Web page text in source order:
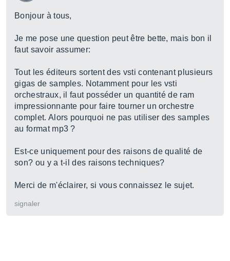
Bonjour à tous,
Je me pose une question peut être bette, mais bon il
faut savoir assumer:
Tout les éditeurs sortent des vsti contenant plusieurs
gigas de samples. Notamment pour les vsti
orchestraux, il faut posséder un quantité de ram
impressionnante pour faire tourner un orchestre
complet. Alors pourquoi ne pas utiliser des samples
au format mp3 ?
Est-ce uniquement pour des raisons de qualité de
son? ou y a t-il des raisons techniques?
Merci de m'éclairer, si vous connaissez le sujet.
signaler